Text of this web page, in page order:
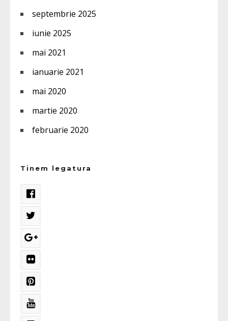
septembrie 2025
iunie 2025
mai 2021
ianuarie 2021
mai 2020
martie 2020
februarie 2020
Tinem legatura